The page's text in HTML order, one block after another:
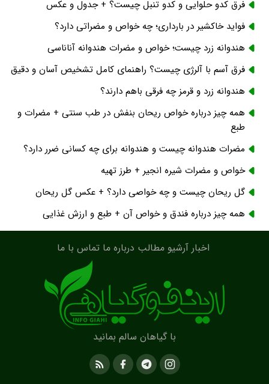
فرق کدو حلوایی و کدو تنبل چیست؟ + جدول و عکس
فواید خاکشیر در بارداری؛ چه خواص و مضراتی دارد؟
هندوانه زرد چیست؛ خواص و مضرات هندوانه آناناسی
فرق آسم با آلرژی چیست؟ راهنمای کامل تشخیص آسان و دقیق
هندوانه زرد و قرمز چه فرقی باهم دارند؟
همه چیز درباره خواص ریحان بنفش در طب سنتی + مضرات و
طبع
مضرات هندوانه چیست و هندوانه برای چه کسانی ضرر دارد؟
خواص و مضرات شیره انجیر + طرز تهیه
گل ریحان چیست و چه خواصی دارد؟ + عکس گل ریحان
همه چیز درباره فندق و خواص آن + طبع و ارزش غذایی
اخبارآرشیو مطالب درباره ما تماس با ما
با گیاهان سالم بمانید